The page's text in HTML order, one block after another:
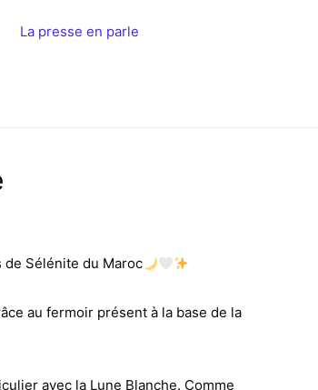
La presse en parle
Sélénite du Maroc
au fermoir présent à la base de la
avec la Lune Blanche. Comme